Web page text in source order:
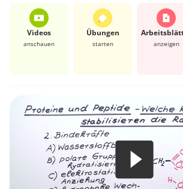
Videos
anschauen
Übungen
starten anzeigen